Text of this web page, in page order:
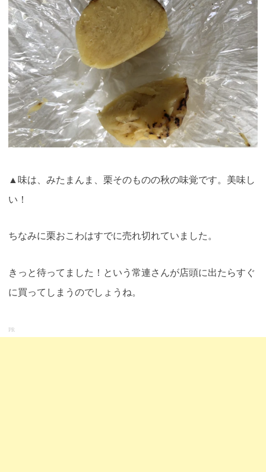
▲味は、みたまんま、栗そのものの秋の味覚です。美味し
い！
ちなみに栗おこわはすでに売れ切れていました。
きっと待ってました！という常連さんが店頭に出たらすぐ
に買ってしまうのでしょうね。
PR